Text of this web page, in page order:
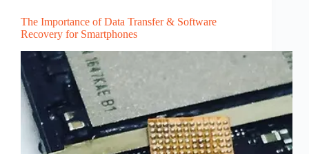
The Importance of Data Transfer & Software
Recovery for Smartphones